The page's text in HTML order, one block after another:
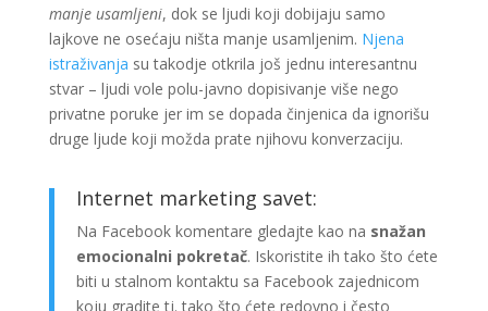
manje usamljeni, dok se ljudi koji dobijaju samo
lajkove ne osećaju ništa manje usamljenim. Njena
istraživanja su takodje otkrila još jednu interesantnu
stvar – ljudi vole polu-javno dopisivanje više nego
privatne poruke jer im se dopada činjenica da ignorišu
druge ljude koji možda prate njihovu konverzaciju.
Internet marketing savet:
Na Facebook komentare gledajte kao na snažan
emocionalni pokretač. Iskoristite ih tako što ćete
biti u stalnom kontaktu sa Facebook zajednicom
koju gradite tj. tako što ćete redovno i često